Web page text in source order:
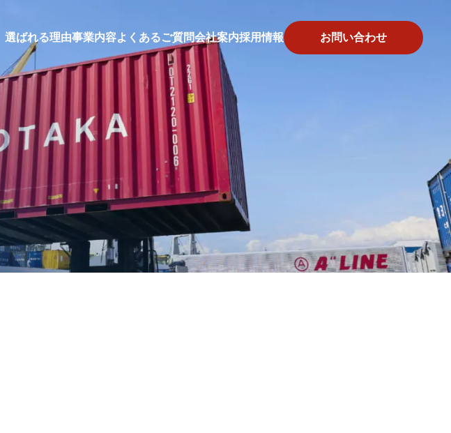
選ばれる理由事業内容よくあるご質問会社案内採用情報 お問い合わせ